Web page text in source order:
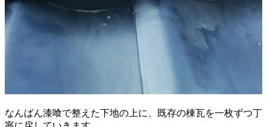
なんばん漆喰で整えた下地の上に、既存の棟瓦を一枚ずつ丁